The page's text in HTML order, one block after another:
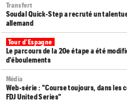
Transfert
Soudal Quick-Step a recruté un
allemand
Tour d'Espagne
Le parcours de la 20e étape a été
d'éboulements
Média
Web-série : "Course toujours, dans les
FDJ United Series"